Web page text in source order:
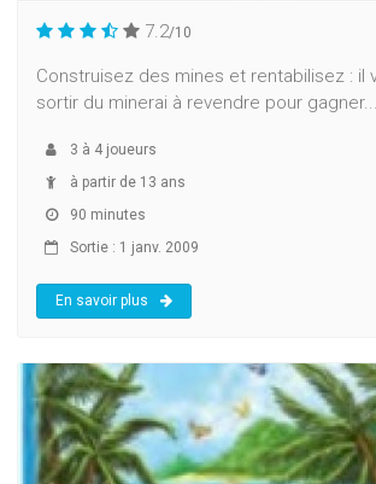
7.2/10
Construisez des mines et rentabilisez : il
sortir du minerai à revendre pour gagner...
3 à 4 joueurs
à partir de 13 ans
90 minutes
Sortie : 1 janv. 2009
En savoir plus